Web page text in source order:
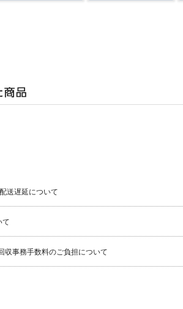
送遅延について
て
収事務手数料のご負担について